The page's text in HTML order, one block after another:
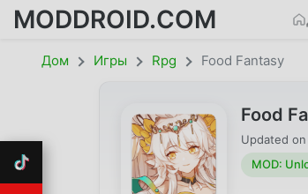
MODDROID.COM
Дом Игры Rpg Food Fantasy
Food
Updated on
MOD: